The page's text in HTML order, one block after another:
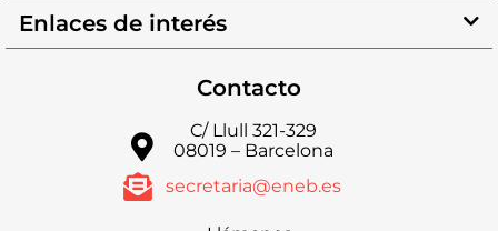
Enlaces de interés
Contacto
C/ Llull 321-329
08019 – Barcelona
secretaria@eneb.es